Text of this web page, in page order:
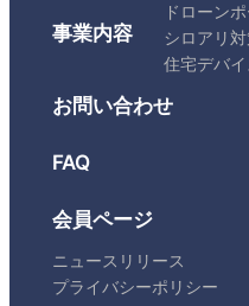
事業内容
ドローン
シロアリ
住宅デバ
お問い合わせ
FAQ
会員ページ
ニュースリリース
プライバシーポリシー